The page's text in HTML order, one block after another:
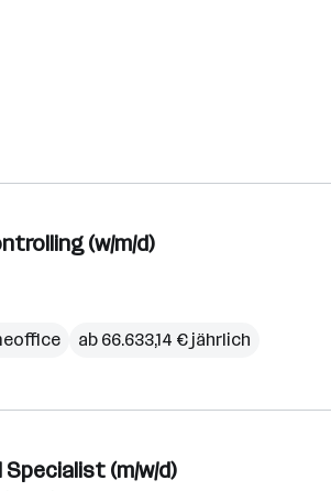
(w/m/d)
ab 66.633,14 € jährlich
(m/w/d)